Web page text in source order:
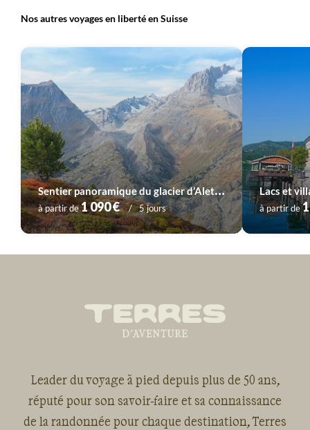
Nos autres voyages en liberté en Suisse
S
entier panoramique du glacier d’Aletsch
à partir de1 090 € 5 jours à partir de
Leader du voyage à pied depuis plus de 50 ans,
réputé pour son savoir-faire et sa connaissance
de la randonnée pour chaque destination, Terres